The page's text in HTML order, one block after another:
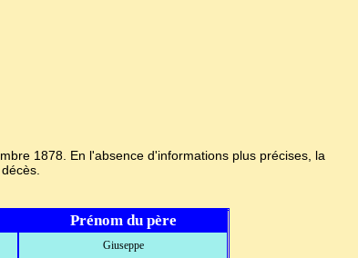
1878. En l'absence d'informations plus précises, la
Prénom du père
Giuseppe